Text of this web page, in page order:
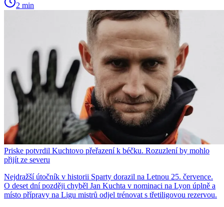
2 min
Priske potvrdil Kuchtovo přeřazení k béčku. Rozuzlení by mohlo
přijít ze severu
Nejdražší útočník v historii Sparty dorazil na Letnou 25. července.
O deset dní později chyběl Jan Kuchta v nominaci na Lyon úplně a
místo přípravy na Ligu mistrů odjel trénovat s třetiligovou rezervou.